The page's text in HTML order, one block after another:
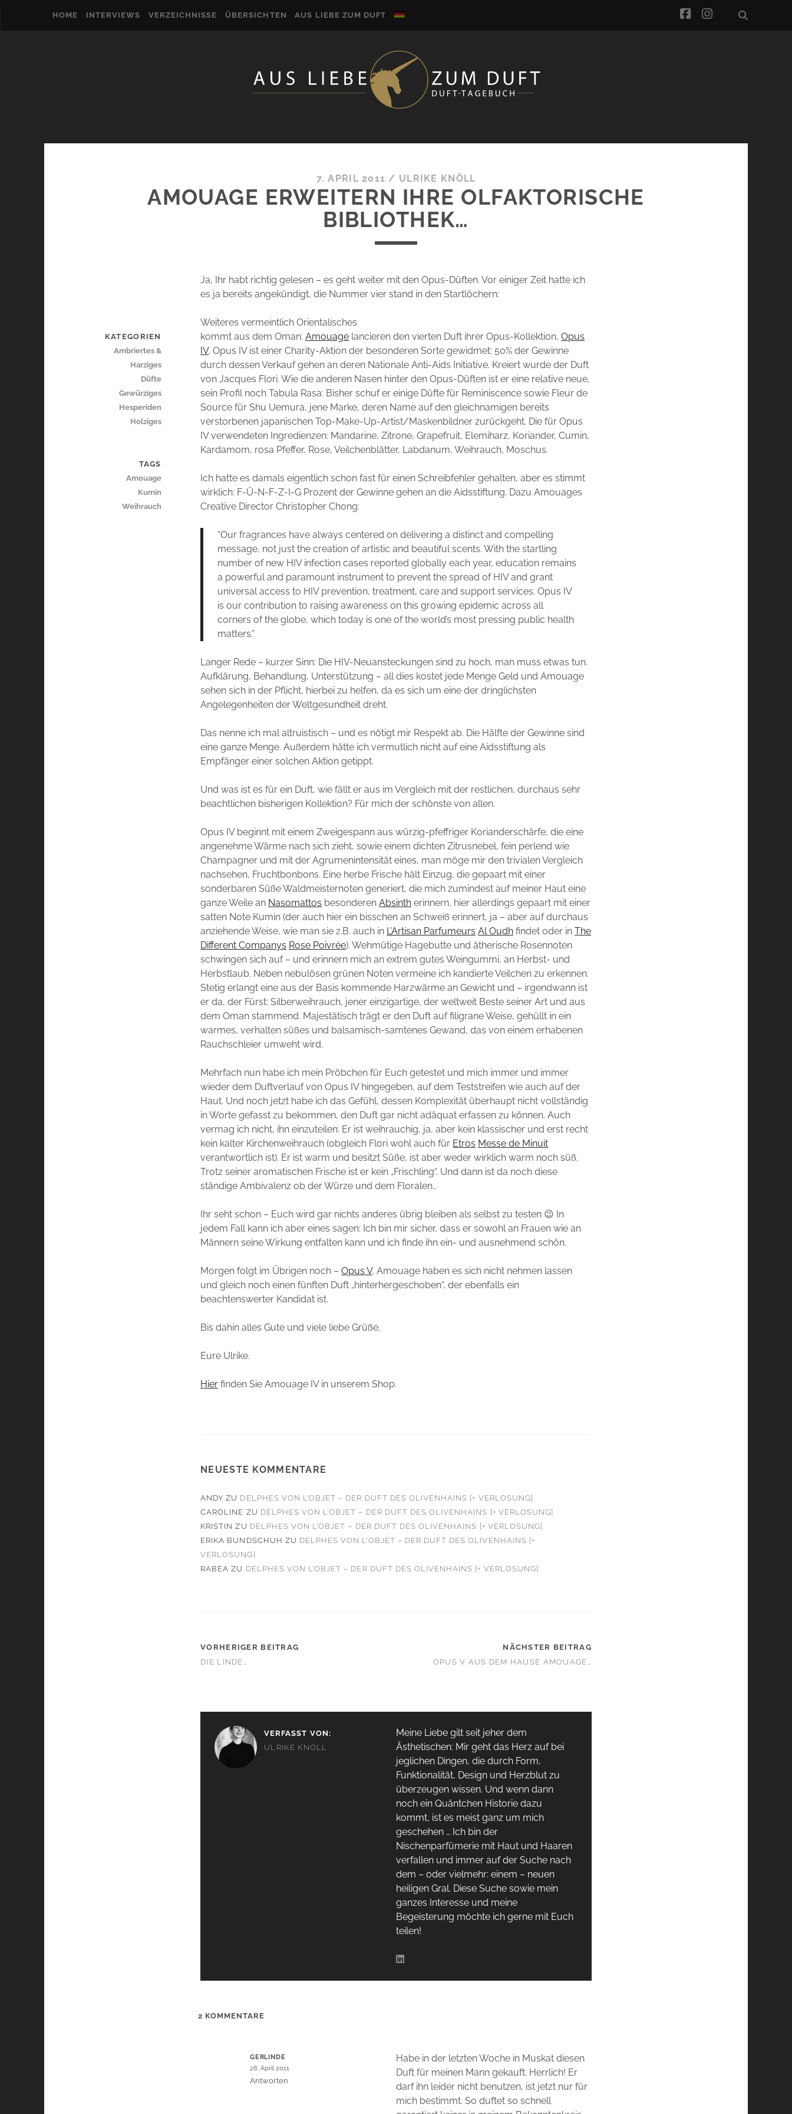
HOME INTERVIEWS VERZEICHNISSE ÜBERSICHTEN AUS LIEBE ZUM DUFT facebook
instagram
7. APRIL 2011 / ULRIKE KNÖLL
AMOUAGE ERWEITERN IHRE OLFAKTORISCHE
BIBLIOTHEK…
Ja, Ihr habt richtig gelesen – es geht weiter mit den Opus-Düften. Vor einiger Zeit hatte ich
es ja bereits angekündigt, die Nummer vier stand in den Startlöchern:
Weiteres vermeintlich Orientalisches
kommt aus dem Oman:Amouage lancieren den vierten Duft ihrer Opus-Kollektion,Opus
IV. Opus IV ist einer Charity-Aktion der besonderen Sorte gewidmet: 50% der Gewinne
durch dessen Verkauf gehen an deren Nationale Anti-Aids Initiative. Kreiert wurde der Duft
von Jacques Flori. Wie die anderen Nasen hinter den Opus-Düften ist er eine relative neue,
sein Profil noch Tabula Rasa: Bisher schuf er einige Düfte für Reminiscence sowie Fleur de
Source für Shu Uemura, jene Marke, deren Name auf den gleichnamigen bereits
verstorbenen japanischen Top-Make-Up-Artist/Maskenbildner zurückgeht. Die für Opus
IV verwendeten Ingredienzen: Mandarine, Zitrone, Grapefruit, Elemiharz, Koriander, Cumin,
Kardamom, rosa Pfeffer, Rose, Veilchenblätter, Labdanum, Weihrauch, Moschus.
Ich hatte es damals eigentlich schon fast für einen Schreibfehler gehalten, aber es stimmt
wirklich: F-Ü-N-F-Z-I-G Prozent der Gewinne gehen an die Aidsstiftung. Dazu Amouages
Creative Director Christopher Chong:
“Our fragrances have always centered on delivering a distinct and compelling
message, not just the creation of artistic and beautiful scents. With the startling
number of new HIV infection cases reported globally each year, education remains
a powerful and paramount instrument to prevent the spread of HIV and grant
universal access to HIV prevention, treatment, care and support services. Opus IV
is our contribution to raising awareness on this growing epidemic across all
corners of the globe, which today is one of the world’s most pressing public health
matters.”
Langer Rede – kurzer Sinn: Die HIV-Neuansteckungen sind zu hoch, man muss etwas tun.
Aufklärung, Behandlung, Unterstützung – all dies kostet jede Menge Geld und Amouage
sehen sich in der Pflicht, hierbei zu helfen, da es sich um eine der dringlichsten
Angelegenheiten der Weltgesundheit dreht.
Das nenne ich mal altruistisch – und es nötigt mir Respekt ab. Die Hälfte der Gewinne sind
eine ganze Menge. Außerdem hätte ich vermutlich nicht auf eine Aidsstiftung als
Empfänger einer solchen Aktion getippt.
Und was ist es für ein Duft, wie fällt er aus im Vergleich mit der restlichen, durchaus sehr
beachtlichen bisherigen Kollektion? Für mich der schönste von allen.
Opus IV beginnt mit einem Zweigespann aus würzig-pfeffriger Korianderschärfe, die eine
angenehme Wärme nach sich zieht, sowie einem dichten Zitrusnebel, fein perlend wie
Champagner und mit der Agrumenintensität eines, man möge mir den trivialen Vergleich
nachsehen, Fruchtbonbons. Eine herbe Frische hält Einzug, die gepaart mit einer
sonderbaren Süße Waldmeisternoten generiert, die mich zumindest auf meiner Haut eine
ganze Weile an Nasomattos besonderenAbsinth erinnern, hier allerdings gepaart mit einer
satten Note Kumin (der auch hier ein bisschen an Schweiß erinnert, ja – aber auf durchaus
anziehende Weise, wie man sie z.B. auch in L’Artisan Parfumeurs Al Oudh findet oder inThe
Different Companys Rose Poivrée). Wehmütige Hagebutte und ätherische Rosennoten
schwingen sich auf – und erinnern mich an extrem gutes Weingummi, an Herbst- und
Herbstlaub. Neben nebulösen grünen Noten vermeine ich kandierte Veilchen zu erkennen.
Stetig erlangt eine aus der Basis kommende Harzwärme an Gewicht und – irgendwann ist
er da, der Fürst: Silberweihrauch, jener einzigartige, der weltweit Beste seiner Art und aus
dem Oman stammend. Majestätisch trägt er den Duft auf filigrane Weise, gehüllt in ein
warmes, verhalten süßes und balsamisch-samtenes Gewand, das von einem erhabenen
Rauchschleier umweht wird.
Mehrfach nun habe ich mein Pröbchen für Euch getestet und mich immer und immer
wieder dem Duftverlauf von Opus IV hingegeben, auf dem Teststreifen wie auch auf der
Haut. Und noch jetzt habe ich das Gefühl, dessen Komplexität überhaupt nicht vollständig
in Worte gefasst zu bekommen, den Duft gar nicht adäquat erfassen zu können. Auch
vermag ich nicht, ihn einzuteilen: Er ist weihrauchig, ja, aber kein klassischer und erst recht
kein kalter Kirchenweihrauch (obgleich Flori wohl auch für Etros Messe de Minuit
verantwortlich ist). Er ist warm und besitzt Süße, ist aber weder wirklich warm noch süß.
Trotz seiner aromatischen Frische ist er kein „Frischling“. Und dann ist da noch diese
ständige Ambivalenz ob der Würze und dem Floralen…
Ihr seht schon – Euch wird gar nichts anderes übrig bleiben als selbst zu testen 😉 In
jedem Fall kann ich aber eines sagen: Ich bin mir sicher, dass er sowohl an Frauen wie an
Männern seine Wirkung entfalten kann und ich finde ihn ein- und ausnehmend schön.
Morgen folgt im Übrigen noch –Opus V. Amouage haben es sich nicht nehmen lassen
und gleich noch einen fünften Duft „hinterhergeschoben“, der ebenfalls ein
beachtenswerter Kandidat ist.
Bis dahin alles Gute und viele liebe Grüße,
Eure Ulrike.
Hier finden Sie Amouage IV in unserem Shop.
NEUESTE KOMMENTARE
ANDY ZU DELPHES VON L’OBJET – DER DUFT DES OLIVENHAINS [+ VERLOSUNG]
CAROLINE ZU DELPHES VON L’OBJET – DER DUFT DES OLIVENHAINS [+ VERLOSUNG]
KRISTIN ZU DELPHES VON L’OBJET – DER DUFT DES OLIVENHAINS [+ VERLOSUNG]
ERIKA BUNDSCHUH ZU DELPHES VON L’OBJET – DER DUFT DES OLIVENHAINS [+
VERLOSUNG]
RABEA ZU DELPHES VON L’OBJET – DER DUFT DES OLIVENHAINS [+ VERLOSUNG]
VORHERIGER BEITRAG
DIE LINDE…
NÄCHSTER BEITRAG
OPUS V AUS DEM HAUSE AMOUAGE…
KATEGORIEN
Ambriertes &
Harziges
Düfte
Gewürziges
Hesperiden
Holziges
TAGS
Amouage
Kumin
Weihrauch
VERFASST VON:
ULRIKE KNÖLL
Meine Liebe gilt seit jeher dem
Ästhetischen: Mir geht das Herz auf bei
jeglichen Dingen, die durch Form,
Funktionalität, Design und Herzblut zu
überzeugen wissen. Und wenn dann
noch ein Quäntchen Historie dazu
kommt, ist es meist ganz um mich
geschehen … Ich bin der
Nischenparfümerie mit Haut und Haaren
verfallen und immer auf der Suche nach
dem – oder vielmehr: einem – neuen
heiligen Gral. Diese Suche sowie mein
ganzes Interesse und meine
Begeisterung möchte ich gerne mit Euch
teilen!
2 KOMMENTARE
GERLINDE
28. April 2011
Antworten
Habe in der letzten Woche in Muskat diesen
Duft für meinen Mann gekauft. Herrlich! Er
darf ihn leider nicht benutzen, ist jetzt nur für
mich bestimmt. So duftet so schnell